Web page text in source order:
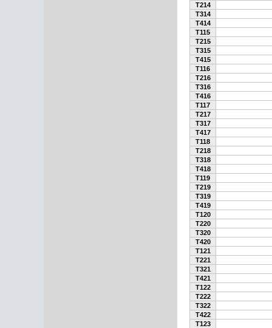
T214
T314
T414
T115
T215
T315
T415
T116
T216
T316
T416
T117
T217
T317
T417
T118
T218
T318
T418
T119
T219
T319
T419
T120
T220
T320
T420
T121
T221
T321
T421
T122
T222
T322
T422
T123